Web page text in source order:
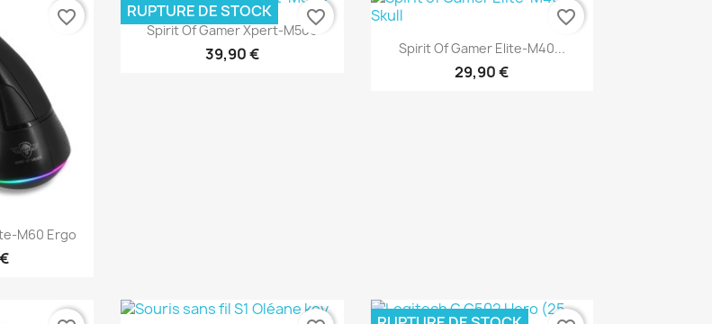
M60 Ergo
favorite_border Aperçu rapide
Spirit Of Gamer Xpert-M500
39,90 €
RUPTURE DE STOCK
favorite_border
Aperçu rapide
Spirit Of Gamer Elite-M40...
29,90 €
favorite_border